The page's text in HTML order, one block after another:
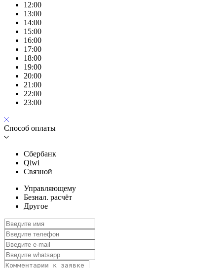
12:00
13:00
14:00
15:00
16:00
17:00
18:00
19:00
20:00
21:00
22:00
23:00
Способ оплаты
Сбербанк
Qiwi
Связной
Управляющему
Безнал. расчёт
Другое